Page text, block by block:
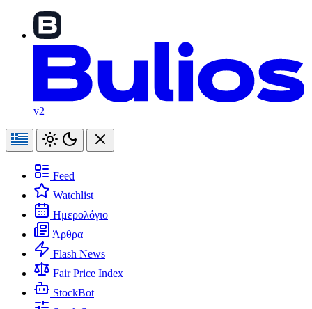
v2
Feed
Watchlist
Ημερολόγιο
Άρθρα
Flash News
Fair Price Index
StockBot